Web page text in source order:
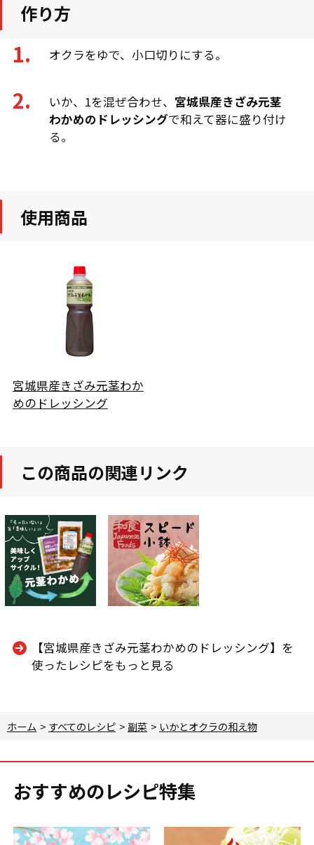
作り方
オクラをゆで、小口切りにする。
いか、1を混ぜ合わせ、 宮城県産きざみ元茎
わかめのドレッシングで和えて器に盛り付け
る。
使用商品
宮城県産きざみ元茎わか
めのドレッシング
この商品の関連リンク
【宮城県産きざみ元茎わかめのドレッシング】を
使ったレシピをもっと見る
ホーム > すべてのレシピ > 副菜 > いかとオクラの和え物
おすすめのレシピ特集